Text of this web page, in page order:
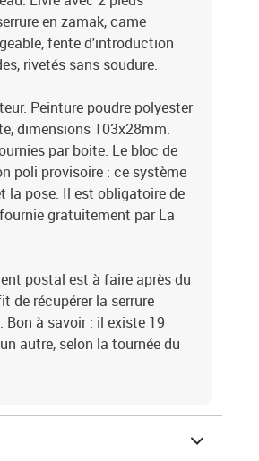
en zamak, came
fente d'introduction
rivetés sans soudure.
Peinture poudre polyester
dimensions 103x28mm.
par boite. Le bloc de
poli provisoire : ce système
la pose. Il est obligatoire de
gratuitement par La
postal est à faire après du
de récupérer la serrure
à savoir : il existe 19
autre, selon la tournée du